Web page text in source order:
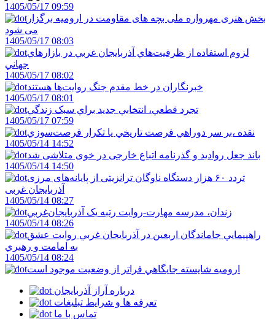
1405/05/17 09:59
بخش هنری مهرواره ملی بچه های مقاومت در ارومیه برگزار
می شود
1405/05/17 08:03
لزوم استفاده از ظرفيت‌هاي آذربايجان غربي در بازارهاي
جهاني
1405/05/17 08:02
خبرنگاران در خط مقدم جنگ روايت‌ها هستند
1405/05/17 08:01
تجرد قطعي، انتخابي جديد براي سبک زندگي
1405/05/17 07:59
نقده ،بر سر دوراهي فرصت تاريخي يا تکرار فرصت‌سوزي
1405/05/14 14:52
باند جعل روادید و گذرنامه اتباع خارجی در خوی متلاشی شد
1405/05/14 14:50
تردد ۶۰ هزار دستگاه ناوگان ترانزیتی از پایانه‌های مرزی
آذربایجان ‌غربی
1405/05/14 08:27
زندان، مدرسه مهارت-روايت رتبه يک آذربايجان‌غربي
1405/05/14 08:26
راهپيمايي جاماندگان اربعين در آذربايجان غربي روايت عشق
به امامت و رهبري
1405/05/14 08:24
اروميه شايسته جايگاهي فراتر از وضعيت موجود است
درباره آراز آذربایجان
تعرفه ها و شرایط تبلیغات
تماس با ما